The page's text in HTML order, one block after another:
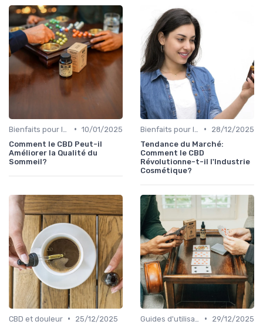
• 10/01/2025
Comment le CBD Peut-il
Améliorer la Qualité du
Sommeil?
•
28/12/2025
Tendance du Marché:
Comment le CBD
Révolutionne-t-il l'Industrie
Cosmétique?
CBD et douleur •
25/12/2025
•
29/12/2025